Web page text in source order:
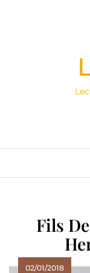
Fils
02/01/2018